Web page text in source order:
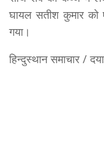
घायल सतीश कुमार को
गया।
हिन्दुस्थान समाचार /